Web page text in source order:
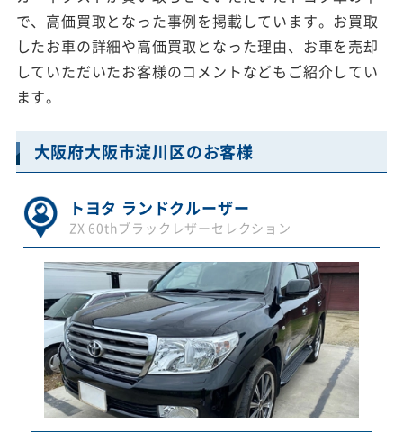
で、高価買取となった事例を掲載しています。お買取
したお車の詳細や高価買取となった理由、お車を売却
していただいたお客様のコメントなどもご紹介してい
ます。
大阪府大阪市淀川区のお客様
トヨタ ランドクルーザー
ZX 60thブラックレザーセレクション